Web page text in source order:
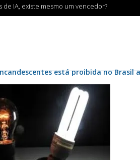
de IA, existe mesmo um vencedor?
está proibida no Brasil